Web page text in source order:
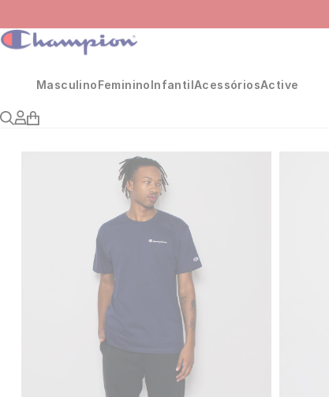
MasculinoFemininoInfantilAcessóriosActive